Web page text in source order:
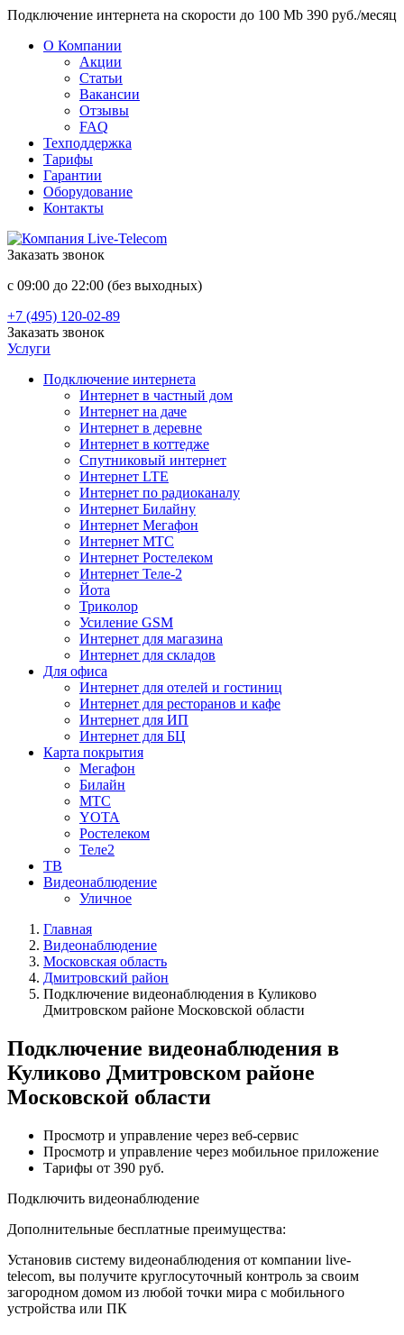
Подключение интернета на скорости до 100 Mb 390 руб./месяц
О Компании
Акции
Статьи
Вакансии
Отзывы
FAQ
Техподдержка
Тарифы
Гарантии
Оборудование
Контакты
Заказать звонок
с 09:00 до 22:00 (без выходных)
+7 (495) 120-02-89
Заказать звонок
Услуги
Подключение интернета
Интернет в частный дом
Интернет на даче
Интернет в деревне
Интернет в коттедже
Спутниковый интернет
Интернет LTE
Интернет по радиоканалу
Интернет Билайну
Интернет Мегафон
Интернет МТС
Интернет Ростелеком
Интернет Теле-2
Йота
Триколор
Усиление GSM
Интернет для магазина
Интернет для складов
Для офиса
Интернет для отелей и гостиниц
Интернет для ресторанов и кафе
Интернет для ИП
Интернет для БЦ
Карта покрытия
Мегафон
Билайн
МТС
YOTA
Ростелеком
Теле2
ТВ
Видеонаблюдение
Уличное
Главная
Видеонаблюдение
Московская область
Дмитровский район
Подключение видеонаблюдения в Куликово
Дмитровском районе Московской области
Подключение видеонаблюдения в
Куликово Дмитровском районе
Московской области
Просмотр и управление через веб-сервис
Просмотр и управление через мобильное приложение
Тарифы от 390 руб.
Подключить видеонаблюдение
Дополнительные бесплатные преимущества:
Установив систему видеонаблюдения от компании live-
telecom, вы получите круглосуточный контроль за своим
загородном домом из любой точки мира с мобильного
устройства или ПК